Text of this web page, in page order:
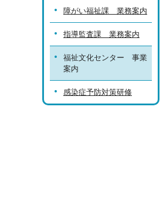
障がい福祉課 業務案内
指導監査課 業務案内
福祉文化センター 事業
案内
感染症予防対策研修